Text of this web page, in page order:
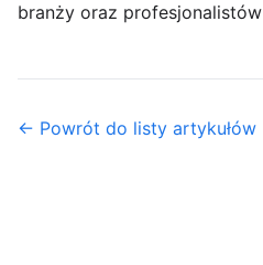
branży oraz profesjonalistów
← Powrót do listy artykułów